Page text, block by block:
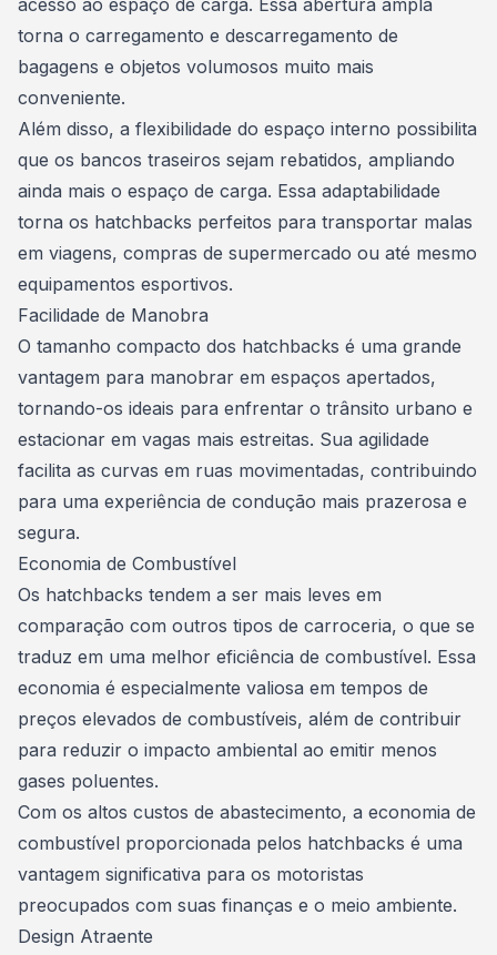
acesso ao espaço de carga. Essa abertura ampla
torna o carregamento e descarregamento de
bagagens e objetos volumosos muito mais
conveniente.
Além disso, a flexibilidade do espaço interno possibilita
que os bancos traseiros sejam rebatidos, ampliando
ainda mais o espaço de carga. Essa adaptabilidade
torna os hatchbacks perfeitos para transportar malas
em viagens, compras de supermercado ou até mesmo
equipamentos esportivos.
Facilidade de Manobra
O tamanho compacto dos hatchbacks é uma grande
vantagem para manobrar em espaços apertados,
tornando-os ideais para enfrentar o trânsito urbano e
estacionar em vagas mais estreitas. Sua agilidade
facilita as curvas em ruas movimentadas, contribuindo
para uma experiência de condução mais prazerosa e
segura.
Economia de Combustível
Os hatchbacks tendem a ser mais leves em
comparação com outros tipos de carroceria, o que se
traduz em uma melhor eficiência de combustível. Essa
economia é especialmente valiosa em tempos de
preços elevados de combustíveis, além de contribuir
para reduzir o impacto ambiental ao emitir menos
gases poluentes.
Com os altos custos de abastecimento, a economia de
combustível proporcionada pelos hatchbacks é uma
vantagem significativa para os motoristas
preocupados com suas finanças e o meio ambiente.
Design Atraente